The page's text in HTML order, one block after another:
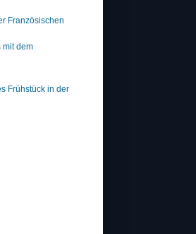
Französischen
mit dem
Frühstück in der